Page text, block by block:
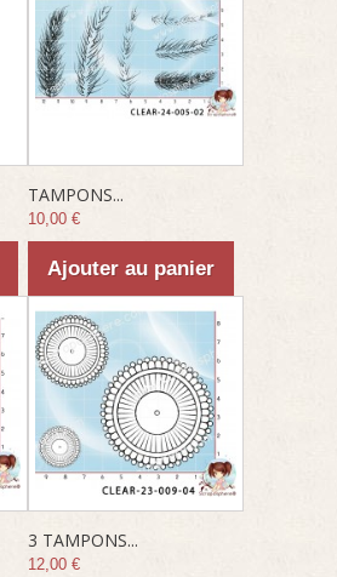
TAMPONS...
10,00 €
Ajouter au panier
3 TAMPONS...
12,00 €